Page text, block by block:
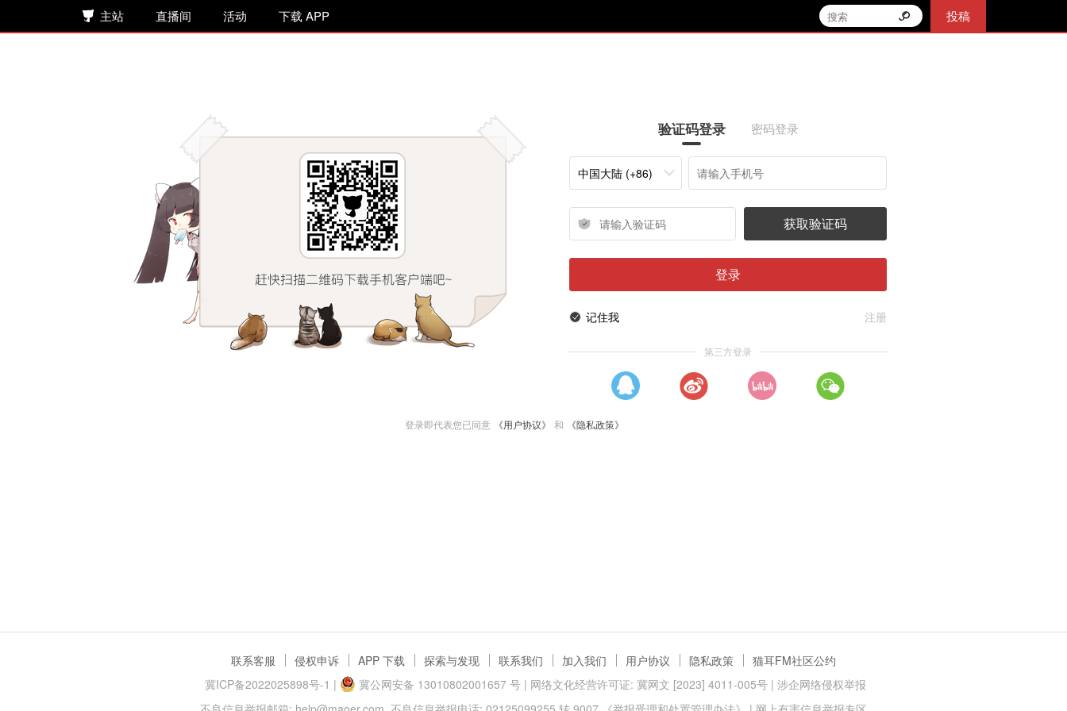
主站 直播间 活动 下载 APP 投稿
验证码登录 密码登录
中国大陆 (+86)
获取验证码
登录
记住我 注册
第三方登录
登录即代表您已同意 《用户协议》 和 《隐私政策》
联系客服 侵权申诉 APP 下载 探索与发现 联系我们 加入我们 用户协议 隐私政策
猫耳FM社区公约
冀ICP备2022025898号-1 | 冀公网安备 13010802001657 号| 网络文化经营许可证: 冀网文 [2023] 4011-005号 | 涉企网络侵权举报